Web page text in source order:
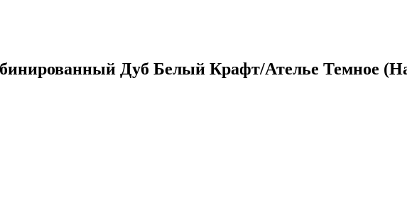
Дуб Белый Крафт/Ателье Темное